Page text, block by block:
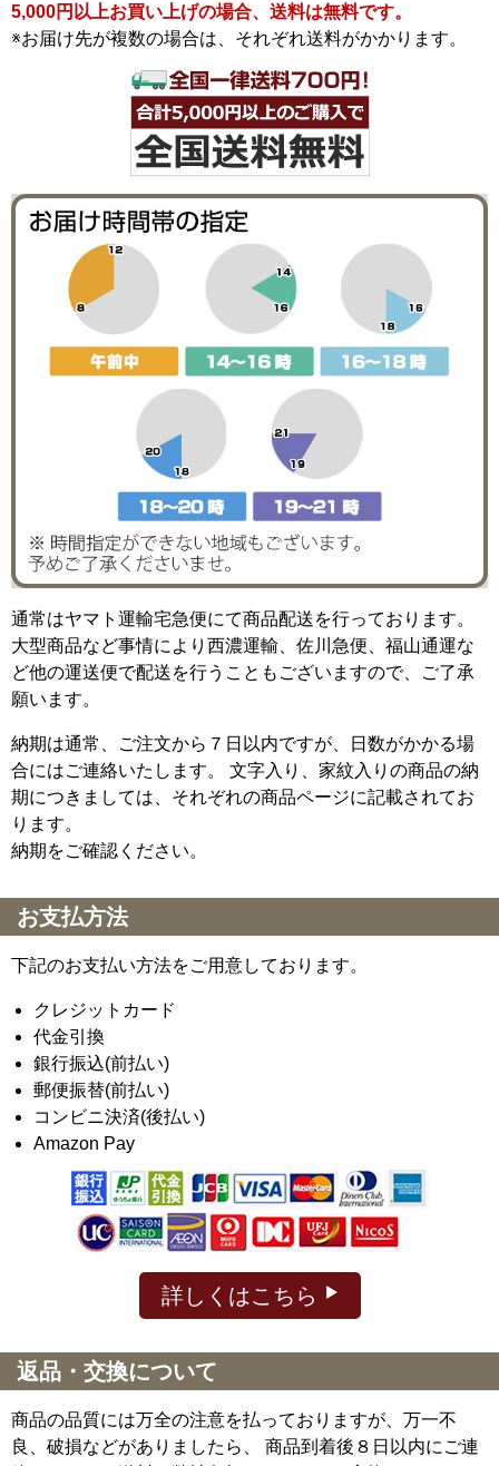
5,000円以上お買い上げの場合、送料は無料です。
※お届け先が複数の場合は、それぞれ送料がかかります。
通常はヤマト運輸宅急便にて商品配送を行っております。
大型商品など事情により西濃運輸、佐川急便、福山通運な
ど他の運送便で配送を行うこともございますので、ご了承
願います。
納期は通常、ご注文から７日以内ですが、日数がかかる場
合にはご連絡いたします。 文字入り、家紋入りの商品の納
期につきましては、それぞれの商品ページに記載されてお
ります。
納期をご確認ください。
お支払方法
下記のお支払い方法をご用意しております。
クレジットカード
代金引換
銀行振込(前払い)
郵便振替(前払い)
コンビニ決済(後払い)
Amazon Pay
詳しくはこちら
返品・交換について
商品の品質には万全の注意を払っておりますが、万一不
良、破損などがありましたら、 商品到着後８日以内にご連